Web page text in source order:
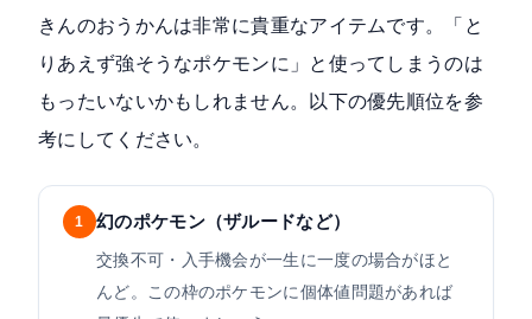
きんのおうかんは非常に貴重なアイテムです。「と
りあえず強そうなポケモンに」と使ってしまうのは
もったいないかもしれません。以下の優先順位を参
考にしてください。
1 幻のポケモン（ザルードなど）
交換不可・入手機会が一生に一度の場合がほと
んど。この枠のポケモンに個体値問題があれば